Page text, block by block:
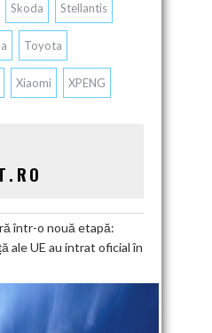
Skoda Stellantis
Toyota
Xiaomi XPENG
într-o nouă etapă:
ale UE au intrat oficial în